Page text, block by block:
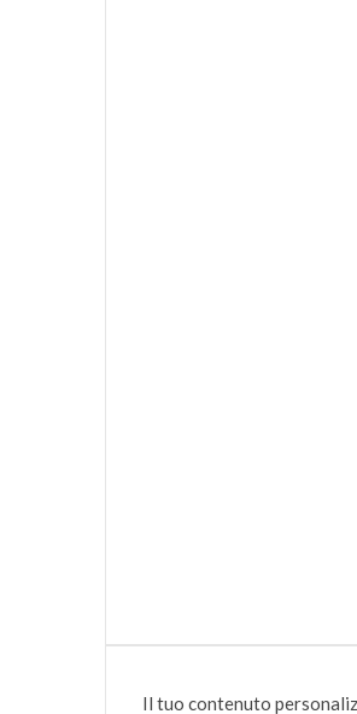
Il tuo contenuto